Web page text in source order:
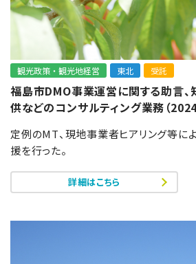
観光政策・観光地経営 東北 受託
福島市DMO事業運営に関する助言
供などのコンサルティング業務（2024
定例のMT、現地事業者ヒアリング等に
援を行った。
詳細はこちら